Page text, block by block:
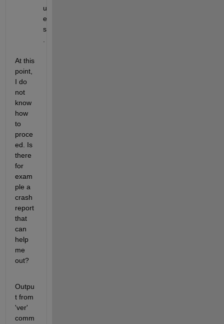
u
e
s
At this
point,
I do
not
know
how
to
proce
ed. Is
there
for
exam
ple a
crash
report
that
can
help
me
out?
Outpu
t from
'ver'
comm